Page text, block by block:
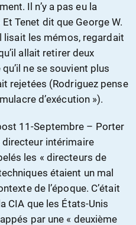
Il n’y a pas eu la
Tenet dit que George W.
lisait les mémos, regardait
allait retirer deux
ne se souvient plus
rejetées (Rodriguez pense
d’exécution »).
11-Septembre – Porter
directeur intérimaire
les « directeurs de
étaient un mal
de l’époque. C’était
CIA que les États-Unis
par une « deuxième